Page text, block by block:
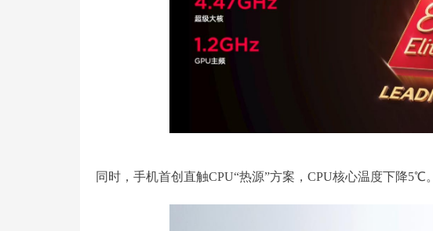
同时，手机首创直触CPU“热源”方案，CPU核心温度下降5℃。